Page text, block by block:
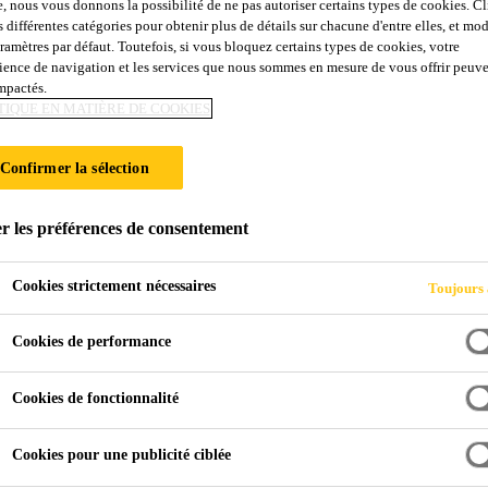
Vaillant, 93350, Le Bourget (« Sika France»)
données personnelles de ses partenaires
des Données (RGPD) et de la loi
politique de protection des données à caractère
relatives à nos clients, revendeurs, fournisseurs,
commerciaux ») et collaborateurs de nos partenaires
partenaires commerciaux des marques SIKA,
nous vous donnons la possibilité de ne pas autoriser certains types de cookies.
différentes catégories pour obtenir plus de détails sur chacune d'entre elles, et
par défaut. Toutefois, si vous bloquez certains types de cookies, votre
de navigation et les services que nous sommes en mesure de vous offrir
EN MATIÈRE DE COOKIES
Confirmer la sélection
les préférences de consentement
Cookies strictement nécessaires Toujours
Cookies de performance
Cookies de fonctionnalité
Cookies pour une publicité ciblée